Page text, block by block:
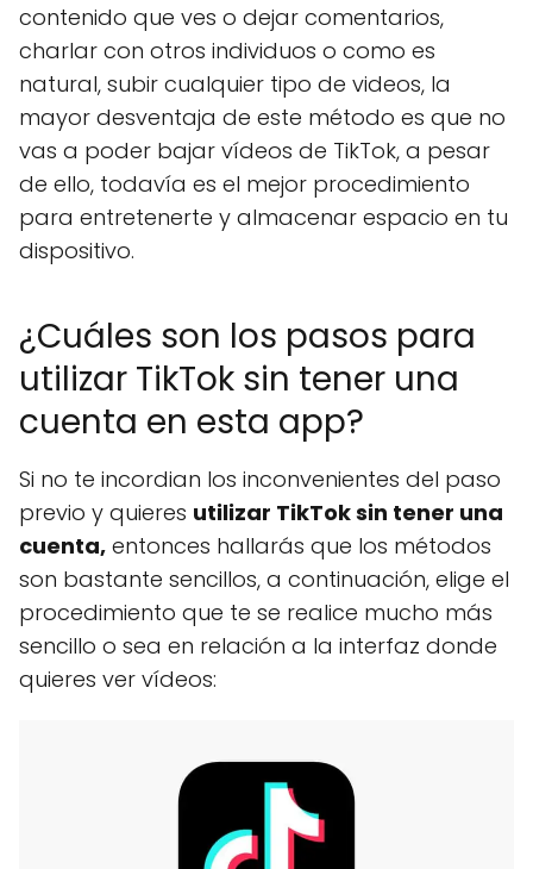
contenido que ves o dejar comentarios,
charlar con otros individuos o como es
natural, subir cualquier tipo de videos, la
mayor desventaja de este método es que no
vas a poder bajar vídeos de TikTok, a pesar
de ello, todavía es el mejor procedimiento
para entretenerte y almacenar espacio en tu
dispositivo.
¿Cuáles son los pasos para
utilizar TikTok sin tener una
cuenta en esta app?
Si no te incordian los inconvenientes del paso
previo y quieres utilizar TikTok sin tener una
cuenta, entonces hallarás que los métodos
son bastante sencillos, a continuación, elige el
procedimiento que te se realice mucho más
sencillo o sea en relación a la interfaz donde
quieres ver vídeos: